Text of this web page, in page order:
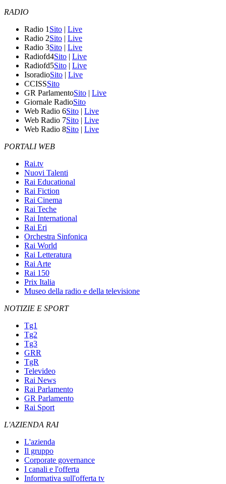
RADIO
Radio 1 Sito | Live
Radio 2Sito | Live
Radio 3Sito | Live
Radiofd4Sito | Live
Radiofd5Sito | Live
IsoradioSito | Live
CCISSSito
GR ParlamentoSito | Live
Giornale RadioSito
Web Radio 6Sito | Live
Web Radio 7Sito | Live
Web Radio 8Sito | Live
PORTALI WEB
Rai.tv
Nuovi Talenti
Rai Educational
Rai Fiction
Rai Cinema
Rai Teche
Rai International
Rai Eri
Orchestra Sinfonica
Rai World
Rai Letteratura
Rai Arte
Rai 150
Prix Italia
Museo della radio e della televisione
NOTIZIE E SPORT
Tg1
Tg2
Tg3
GRR
TgR
Televideo
Rai News
Rai Parlamento
GR Parlamento
Rai Sport
L'AZIENDA RAI
L'azienda
Il gruppo
Corporate governance
I canali e l'offerta
Informativa sull'offerta tv